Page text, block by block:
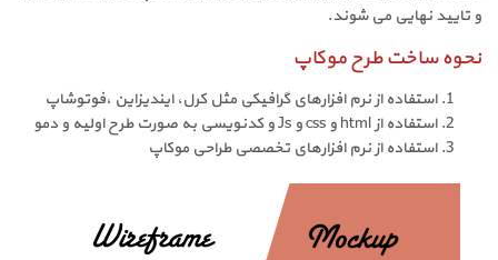
و تایید نهایی می شوند.
نحوه ساخت طرح موکاپ
استفاده از نرم افزارهای گرافیکی مثل کرل، ایندیزاین ،فوتوشاپ
استفاده از html و css و Js و کدنویسی به صورت طرح اولیه و دمو
استفاده از نرم افزارهای تخصصی طراحی موکاپ